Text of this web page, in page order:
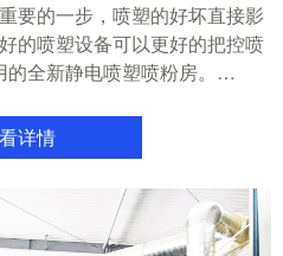
要的一步，喷塑的好坏直接影
的喷塑设备可以更好的把控喷
的全新静电喷塑喷粉房。…
详情